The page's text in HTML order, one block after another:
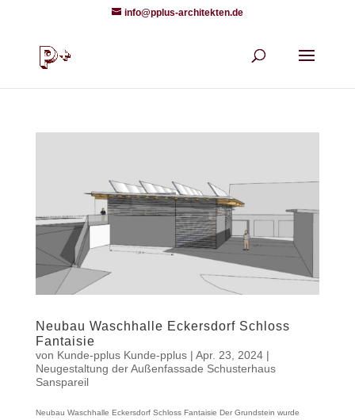
info@pplus-architekten.de
Neubau Waschhalle Eckersdorf Schloss
Fantaisie
von Kunde-pplus Kunde-pplus| Apr. 23, 2024|
Neugestaltung der Außenfassade Schusterhaus
Sanspareil
Neubau Waschhalle Eckersdorf Schloss Fantaisie Der Grundstein wurde